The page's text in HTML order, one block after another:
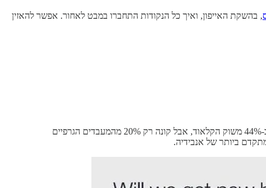
, בהשקת האייפון, ואיך כל הנקודות התחברו במבט לאחור. אפשר להאזין
השאלה שמרחפת לגבי אמזון היא ההשקעה הנמוכה – יחסית – במעבדים גרפיים של אנבידיה; לפי הגרף הזה שהסתובב בטוויטר, אמזון מחזיקה ב-44% משוק הקלאוד, אבל קונה רק 20% מהמעבדים הגרפיים
ביותר של אנבידיה.